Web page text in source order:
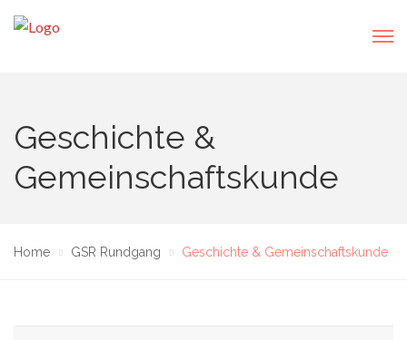
Geschichte &
Gemeinschaftskunde
Home GSR Rundgang Geschichte & Gemeinschaftskunde